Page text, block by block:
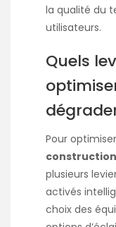
la qualité du
utilisateurs.
Quels
Pour
plusieurs
activés
choix des